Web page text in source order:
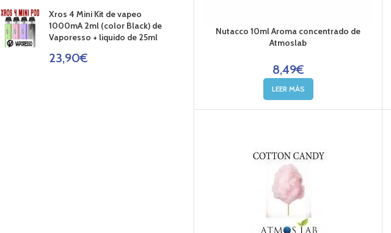
Xros 4 Mini Kit de vapeo
1000mA 2ml (color Black) de
Vaporesso + liquido de 25ml
23,90€
Nutacco 10ml Aroma concentrado de
Atmoslab
8,49€
LEER MÁS